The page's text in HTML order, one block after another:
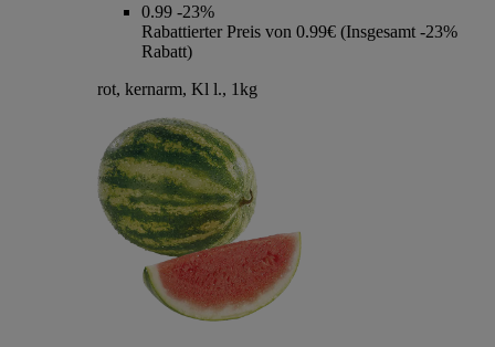
0.99 -23%
Rabattierter Preis von 0.99€ (Insgesamt -23%
Rabatt)
rot, kernarm, Kl l., 1kg